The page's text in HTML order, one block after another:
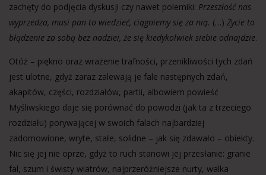
zachęty do podjęcia dyskusji czy nawet polemiki: Przeszłość nas
wyprzedza, musi pan to wiedzieć, ciągniemy się za nią. (…) Życie to
błądzenie za sobą bez nadziei, że się kiedykolwiek siebie odnajdzie.
Otóż – piękno oraz wrażenie trafności, przenikliwości tych zdań
jest ulotne, gdyż zaraz zalewają je fale następnych zdań,
akapitów, części, rozdziałów, partii, albowiem powieść
Myśliwskiego daje się porównać do powodzi (jak ta z trzeciego
rozdziału) porywającej w swoich falach najbardziej
zadomowione, wryte, stałe, solidne – jak się zdawało – obiekty.
Nic się jej nie oprze, gdyż to ruch stanowi jej przesłanie: granie
fal, szum i świsty wiatrów, najprzeróżniejsze nurty, walka